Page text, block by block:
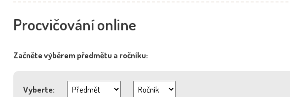
Procvičování online
Začněte výběrem předmětu a ročníku:
Vyberte: